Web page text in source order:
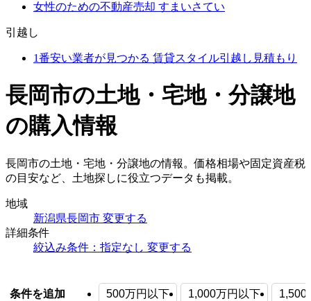
女性のための不動産売却 すまいさてい
引越し
1番安い業者が見つかる 賃貸スタイル引越し見積もり
長岡市の土地・宅地・分譲地
の購入情報
長岡市の土地・宅地・分譲地の情報。価格相場や固定資産税
の目安など、土地探しに役立つデータも掲載。
地域
新潟県長岡市 変更する
詳細条件
絞込み条件：指定なし 変更する
条件を追加 500万円以下 1,000万円以下 1,500